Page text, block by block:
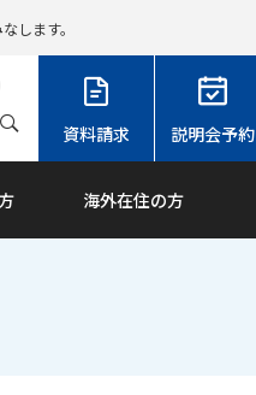
します。
資料請求 説明会予約
海外在住の方